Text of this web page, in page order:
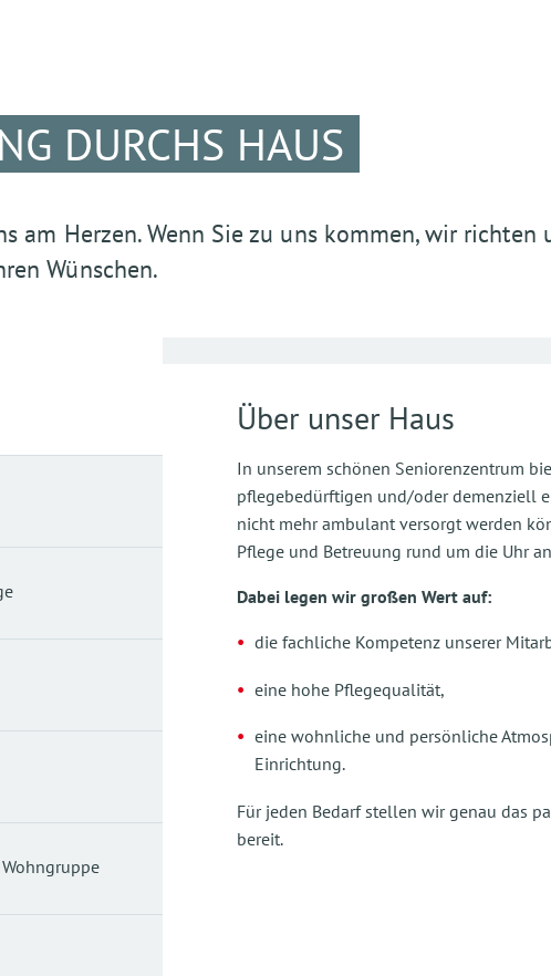
DURCHS HAUS
am Herzen. Wenn Sie zu uns kommen, wir richten
Wünschen.
Über unser Haus
In unserem schönen Seniorenzentrum
pflegebedürftigen und/oder demenziell
nicht mehr ambulant versorgt werden
Pflege und Betreuung rund um die Uhr
Dabei legen wir großen Wert auf:
die fachliche Kompetenz unserer
eine hohe Pflegequalität,
eine wohnliche und persönliche
Einrichtung.
Für jeden Bedarf stellen wir genau das
bereit.